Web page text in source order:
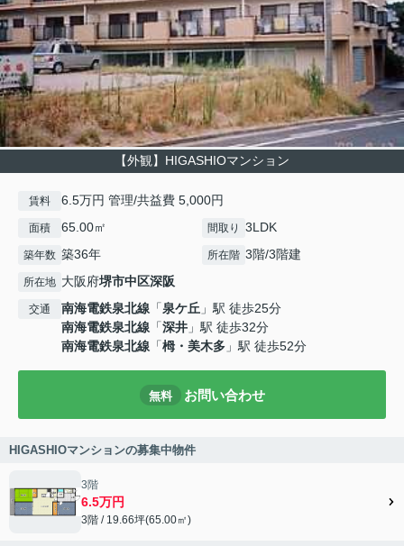
【外観】HIGASHIOマンション
賃料 6.5万円 管理/共益費 5,000円
面積 65.00㎡ 間取り 3LDK
築年数 築36年 所在階 3階/3階建
所在地 大阪府堺市中区深阪
交通 南海電鉄泉北線 「泉ケ丘 」駅 徒歩25分
南海電鉄泉北線 「深井 」駅 徒歩32分
南海電鉄泉北線 「栂・美木多 」駅 徒歩52分
無料 お問い合わせ
HIGASHIOマンションの募集中物件
3階
6.5万円
3階 / 19.66坪(65.00㎡)